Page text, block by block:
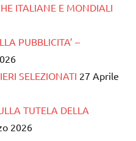
ITALIANE E MONDIALI
PUBBLICITA’ –
SELEZIONATI 27 Aprile
TUTELA DELLA
2026